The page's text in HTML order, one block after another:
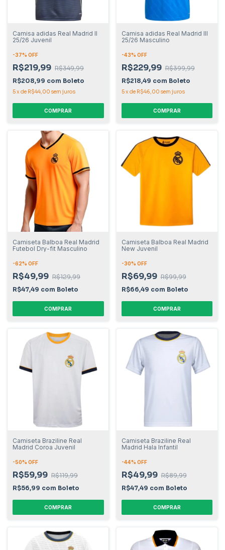
Camisa adidas Real Madrid II
25/26 Juvenil
-37% OFF
R$219,99 R$349,99
R$208,99 com Boleto
5x de R$44,00 sem juros
COMPRAR
Camisa adidas Real Madrid III
25/26 Masculino
-43% OFF
R$229,99 R$399,99
R$218,49 com Boleto
5x de R$46,00 sem juros
COMPRAR
Camiseta Balboa Real Madrid
Futebol Dry-fit Masculino
-62% OFF
R$49,99 R$129,99
R$47,49 com Boleto
COMPRAR
Camiseta Balboa Real Madrid
New Juvenil
-30% OFF
R$69,99 R$99,99
R$66,49 com Boleto
COMPRAR
Camiseta Braziline Real
Madrid Coroa Juvenil
-50% OFF
R$59,99 R$119,99
R$56,99 com Boleto
COMPRAR
Camiseta Braziline Real
Madrid Hala Infantil
-44% OFF
R$49,99 R$89,99
R$47,49 com Boleto
COMPRAR